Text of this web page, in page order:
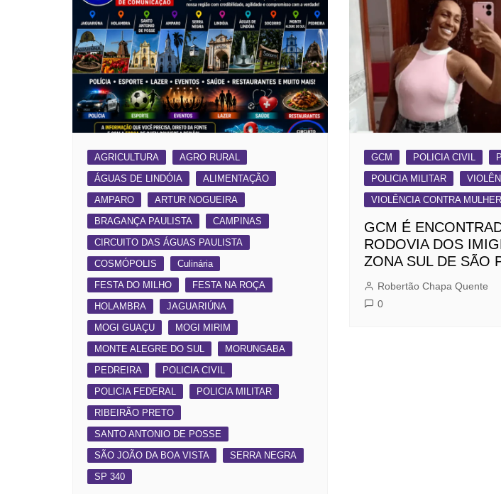
AGRICULTURA
AGRO RURAL
ÁGUAS DE LINDÓIA
ALIMENTAÇÃO
AMPARO
ARTUR NOGUEIRA
BRAGANÇA PAULISTA
CAMPINAS
CIRCUITO DAS ÁGUAS PAULISTA
COSMÓPOLIS
Culinária
FESTA DO MILHO
FESTA NA ROÇA
HOLAMBRA
JAGUARIÚNA
MOGI GUAÇU
MOGI MIRIM
MONTE ALEGRE DO SUL
MORUNGABA
PEDREIRA
POLICIA CIVIL
POLICIA FEDERAL
POLICIA MILITAR
RIBEIRÃO PRETO
SANTO ANTONIO DE POSSE
SÃO JOÃO DA BOA VISTA
SERRA NEGRA
SP 340
GCM POLICIA CIVIL
POLICIA MILITAR
VIOLÊNCIA CONTRA MULHER
GCM É
RODOVIA DOS
ZONA SUL DE SÃO
Robertão Chapa Quente
0